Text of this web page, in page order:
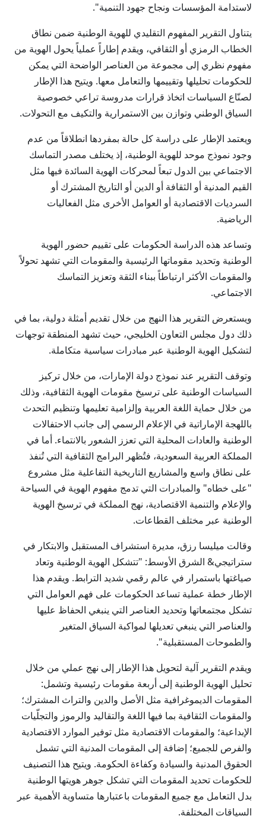
لاستدامة المؤسسات ونجاح جهود التنمية".
يتناول التقرير المفهوم التقليدي للهوية الوطنية ضمن نطاق
الخطاب الرمزي أو الثقافي، ويقدم إطاراً عملياً يحول الهوية من
مفهوم نظري إلى مجموعة من العناصر الواضحة التي يمكن
للحكومات تحليلها وتقييمها والتعامل معها. ويتيح هذا الإطار
لصنّاع السياسات اتخاذ قرارات مدروسة تراعي خصوصية
السياق الوطني وتوازن بين الاستمرارية والتكيف مع التحولات.
ويعتمد الإطار على دراسة كل حالة بمفردها انطلاقاً من عدم
وجود نموذج موحد للهوية الوطنية، إذ يختلف مصدر التماسك
الاجتماعي بين الدول تبعاً لمحركات الهوية السائدة فيها مثل
القيم المدنية أو الثقافة أو الدين أو التاريخ المشترك أو
السرديات الاقتصادية أو العوامل الأخرى مثل الفعاليات
الرياضية.
وتساعد هذه الدراسة الحكومات على تقييم حضور الهوية
الوطنية وتحديد مقوماتها الرئيسية والمقومات التي تشهد تحولاً
والمقومات الأكثر ارتباطاً ببناء الثقة وتعزيز التماسك
الاجتماعي.
ويستعرض التقرير هذا النهج من خلال تقديم أمثلة دولية، بما في
ذلك دول مجلس التعاون الخليجي، حيث تشهد المنطقة توجهات
لتشكيل الهوية الوطنية عبر مبادرات سياسية متكاملة.
وتوقف التقرير عند نموذج دولة الإمارات، من خلال تركيز
السياسات الوطنية على ترسيخ مقومات الهوية الثقافية، وذلك
من خلال حماية اللغة العربية وإلزامية تعليمها وتنظيم التحدث
باللهجة الإماراتية في الإعلام الرسمي إلى جانب الاحتفالات
الوطنية والعادات المحلية التي تعزز الشعور بالانتماء. أما في
المملكة العربية السعودية، فتُظهر البرامج الثقافية التي تُنفذ
على نطاق واسع والمشاريع التاريخية التفاعلية مثل مشروع
"على خطاه" والمبادرات التي تدمج مفهوم الهوية في السياحة
والإعلام والتنمية الاقتصادية، نهج المملكة في ترسيخ الهوية
الوطنية عبر مختلف القطاعات.
وقالت ميليسا رزق، مديرة استشراف المستقبل والابتكار في
ستراتيجي& الشرق الأوسط: "تتشكل الهوية الوطنية وتعاد
صياغتها باستمرار في عالم رقمي شديد الترابط. ويقدم هذا
الإطار خطة عملية تساعد الحكومات على فهم العوامل التي
تشكل مجتمعاتها وتحديد العناصر التي ينبغي الحفاظ عليها
والعناصر التي ينبغي تعديلها لمواكبة السياق المتغير
والطموحات المستقبلية".
ويقدم التقرير آلية لتحويل هذا الإطار إلى نهج عملي من خلال
تحليل الهوية الوطنية إلى أربعة مقومات رئيسية وتشمل:
المقومات الديموغرافية مثل الأصل والدين والتراث المشترك؛
والمقومات الثقافية بما فيها اللغة والتقاليد والرموز والتجلّيات
الإبداعية؛ والمقومات الاقتصادية مثل توفير الموارد الاقتصادية
والفرص للجميع؛ إضافة إلى المقومات المدنية التي تشمل
الحقوق المدنية والسيادة وكفاءة الحكومة. ويتيح هذا التصنيف
للحكومات تحديد المقومات التي تشكل جوهر هويتها الوطنية
بدل التعامل مع جميع المقومات باعتبارها متساوية الأهمية عبر
السياقات المختلفة.